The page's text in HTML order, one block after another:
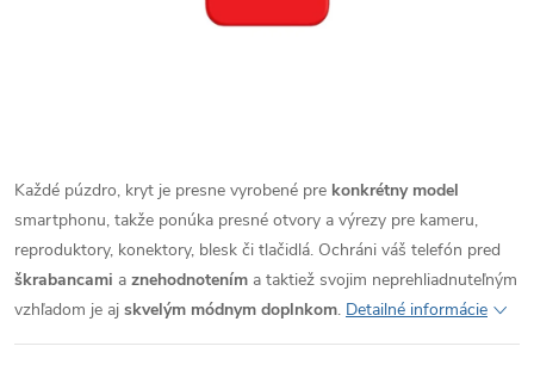
Každé púzdro, kryt je presne vyrobené pre konkrétny model
smartphonu, takže ponúka presné otvory a výrezy pre kameru,
reproduktory, konektory, blesk či tlačidlá. Ochráni váš telefón pred
škrabancami a znehodnotením a taktiež svojim neprehliadnuteľným
vzhľadom je aj skvelým módnym doplnkom. Detailné informácie